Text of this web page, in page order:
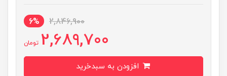
2,846,900
6%
2,689,700 تومان